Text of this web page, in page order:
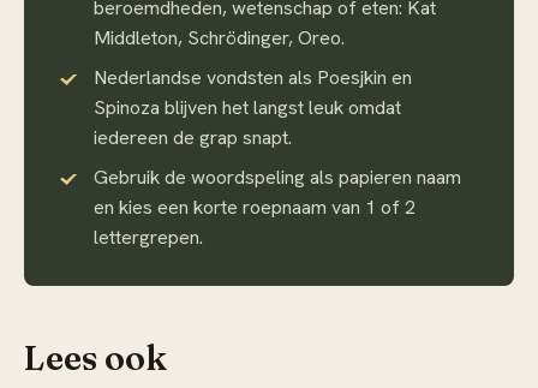
beroemdheden, wetenschap of eten: Kat
Middleton, Schrödinger, Oreo.
Nederlandse vondsten als Poesjkin en
Spinoza blijven het langst leuk omdat
iedereen de grap snapt.
Gebruik de woordspeling als papieren naam
en kies een korte roepnaam van 1 of 2
lettergrepen.
Lees ook